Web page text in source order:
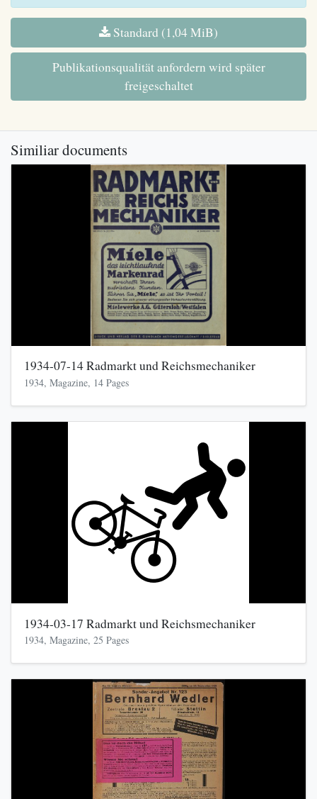
Standard (1,04 MiB)
Publikationsqualität anfordern wird später
freigeschaltet
Similiar documents
1934-07-14 Radmarkt und Reichsmechaniker
1934, Magazine, 14 Pages
1934-03-17 Radmarkt und Reichsmechaniker
1934, Magazine, 25 Pages